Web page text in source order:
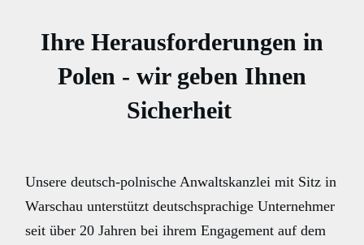
Ihre Herausforderungen in
Polen - wir geben Ihnen
Sicherheit
Unsere deutsch-polnische Anwaltskanzlei mit Sitz in
Warschau unterstützt deutschsprachige Unternehmer
seit über 20 Jahren bei ihrem Engagement auf dem